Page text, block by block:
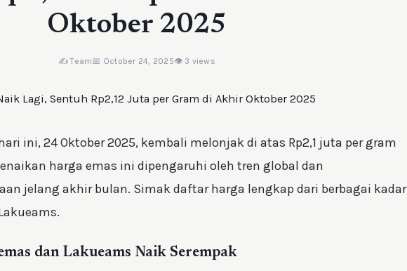
Oktober 2025
✍️ Team📅 October 24, 2025👁 3 views
ini, 24 Oktober 2025, kembali melonjak di atas Rp2,1 juta per gram
harga emas ini dipengaruhi oleh tren global dan
jelang akhir bulan. Simak daftar harga lengkap dari berbagai kadar
dan Lakueams Naik Serempak